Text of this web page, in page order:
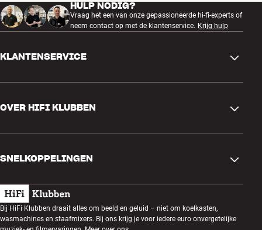
HULP NODIG?
Vraag het een van onze gepassioneerde hi-fi-experts of
neem contact op met de klantenservice. Krijg hulp
KLANTENSERVICE
Ruilen en retourneren
Bestelling herroepen
Algemene voorwaarden
Privacybeleid
OVER HIFI KLUBBEN
Klantenclub
Luisteravond
SNELKOPPELINGEN
Cadeaubonnen
Bouwen met geluid
Bij HiFi Klubben draait alles om beeld en geluid – niet om koelkasten,
wasmachines en staafmixers. Bij ons krijg je voor iedere euro onvergetelijke